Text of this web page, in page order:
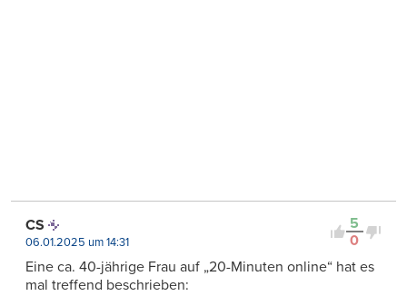
5
0
CS
06.01.2025 um 14:31
Eine ca. 40-jährige Frau auf „20-Minuten online“ hat es
mal treffend beschrieben: